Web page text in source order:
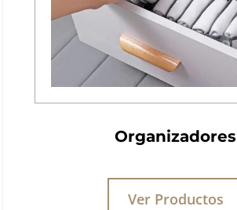
Organizadores
Ver Productos